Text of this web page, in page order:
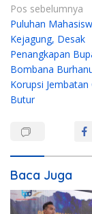
N
a
v
i
g
a
o
s
Pos sebelumnya
Puluhan
Kejagung, Desak
Penangkapan
Bombana
Korupsi Jembatan
Butur
Baca Juga